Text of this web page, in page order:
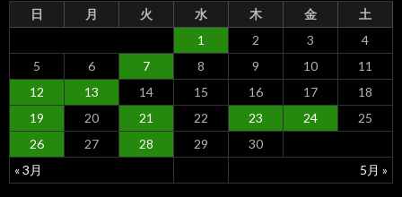
日 月 火 水 木 金 土
« 3月 5月 »
1 2 3
4
5
6 7 8 9 10
11
12
13 14 15 16 17
18
19
20 21 22 23 24
25
26
27 28 29 30